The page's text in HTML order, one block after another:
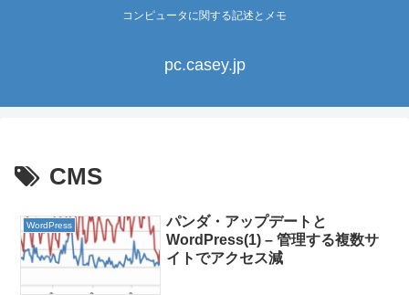
コンピュータに関する記述とメモ
pc.casey.jp
CMS
WordPress
パンダ・アップデートと
WordPress(1) – 管理する複数サ
イトでアクセス減